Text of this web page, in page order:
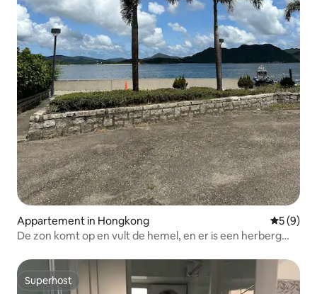
Appartement in Hongkong
5 (9)
De zon komt op en vult de hemel, en er is een herberg
Superhost
Superhost